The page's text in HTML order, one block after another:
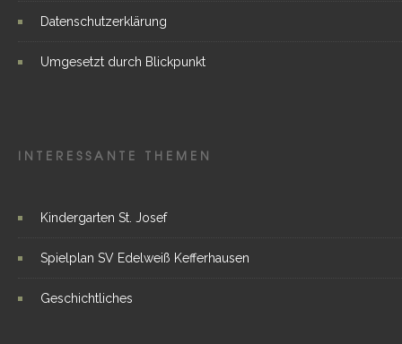
Datenschutzerklärung
Umgesetzt durch Blickpunkt
INTERESSANTE THEMEN
Kindergarten St. Josef
Spielplan SV Edelweiß Kefferhausen
Geschichtliches